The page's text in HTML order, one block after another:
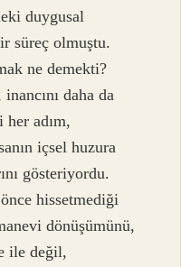
duygusal
süreç olmuştu.
ne demekti?
daha da
adım,
içsel huzura
gösteriyordu.
hissetmediği
dönüşümünü,
ile değil,